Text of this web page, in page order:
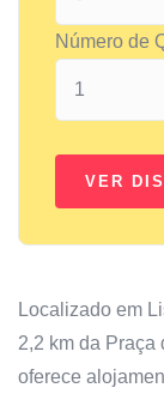
Número de
Localizado em
2,2 km da Praça
oferece